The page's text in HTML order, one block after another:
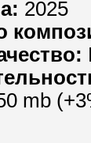
2025
mb